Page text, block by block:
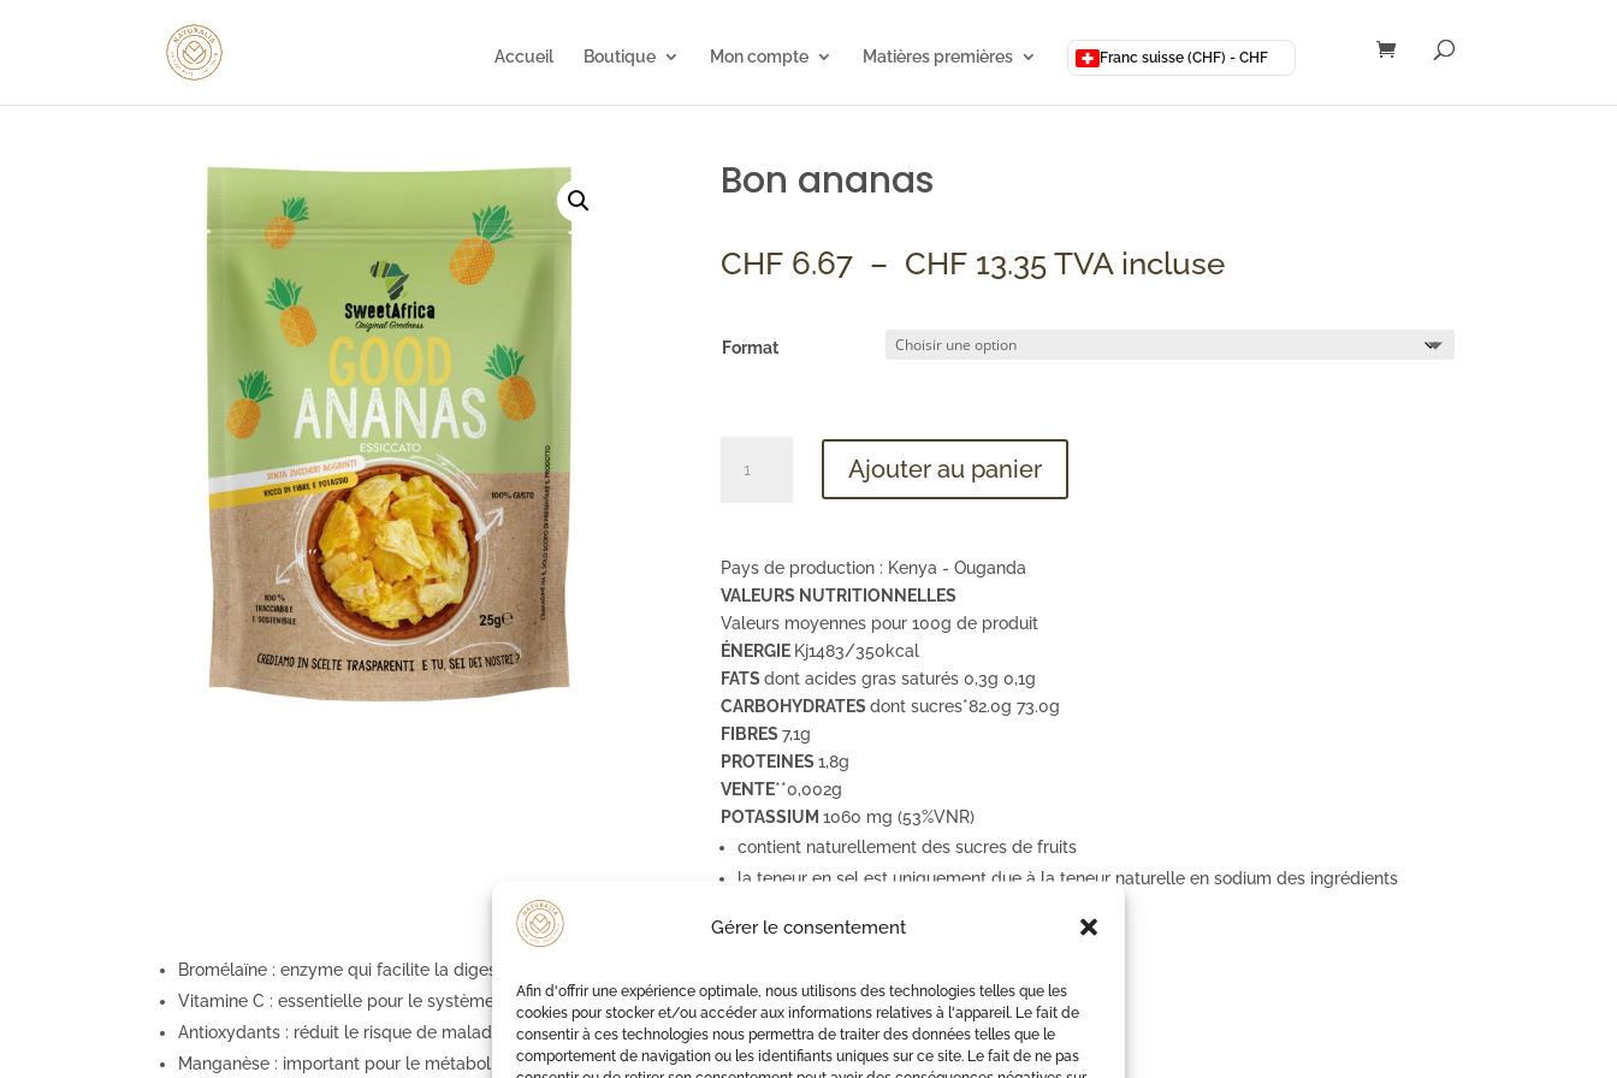
Gérer le consentement
Afin d'offrir une expérience optimale, nous utilisons des technologies telles que les
cookies pour stocker et/ou accéder aux informations relatives à l'appareil. Le fait de
consentir à ces technologies nous permettra de traiter des données telles que le
comportement de navigation ou les identifiants uniques sur ce site. Le fait de ne pas
Accueil Boutique Mon compte Matières premières Franc suisse (CHF) - CHF
Bon ananas
CHF6.67 – CHF13.35Plage
TVA incluse
Format
Ajouter au panier
Pays de production : Kenya - Ouganda
VALEURS NUTRITIONNELLES
Valeurs moyennes pour 100g de produit
ÉNERGIE Kj1483/350kcal
FATS dont acides gras saturés 0,3g 0,1g
CARBOHYDRATES dont sucres*82.0g 73.0g
FIBRES 7,1g
PROTEINES 1,8g
VENTE**0,002g
POTASSIUM 1060 mg (53%VNR)
contient naturellement des sucres de fruits
la teneur en sel est uniquement due à la teneur naturelle en sodium des ingrédients
Bromélaïne : enzyme qui facilite la digestion et réduit l'inflammation.
Vitamine C : essentielle pour le système immunitaire et la peau
Antioxydants : réduit le risque de maladies chroniques
Manganèse : important pour le métabolisme et la santé des os